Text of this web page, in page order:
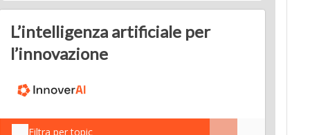
L’intelligenza artificiale per
l’innovazione
Filtra per topic